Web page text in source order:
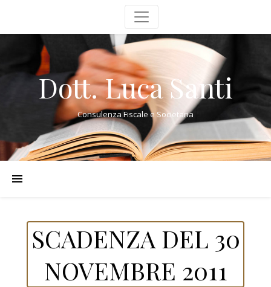
Dott. Luca Santi
Consulenza Fiscale e Societaria
SCADENZA DEL 30
NOVEMBRE 2011